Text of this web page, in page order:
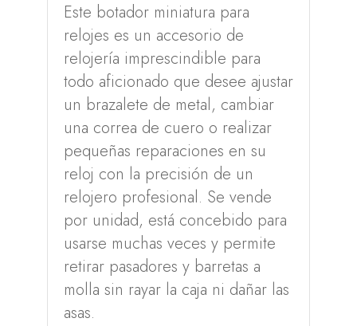
Este botador miniatura para
relojes es un accesorio de
relojería imprescindible para
todo aficionado que desee ajustar
un brazalete de metal, cambiar
una correa de cuero o realizar
pequeñas reparaciones en su
reloj con la precisión de un
relojero profesional. Se vende
por unidad, está concebido para
usarse muchas veces y permite
retirar pasadores y barretas a
molla sin rayar la caja ni dañar las
asas.